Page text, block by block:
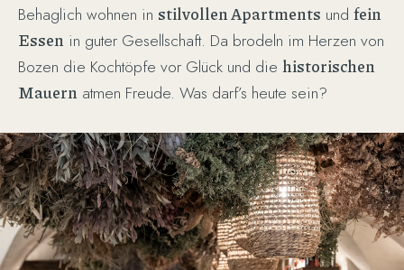
Behaglich wohnen in stilvollen Apartments und fein
Essen in guter Gesellschaft. Da brodeln im Herzen von
Bozen die Kochtöpfe vor Glück und die historischen
Mauern atmen Freude. Was darf’s heute sein?